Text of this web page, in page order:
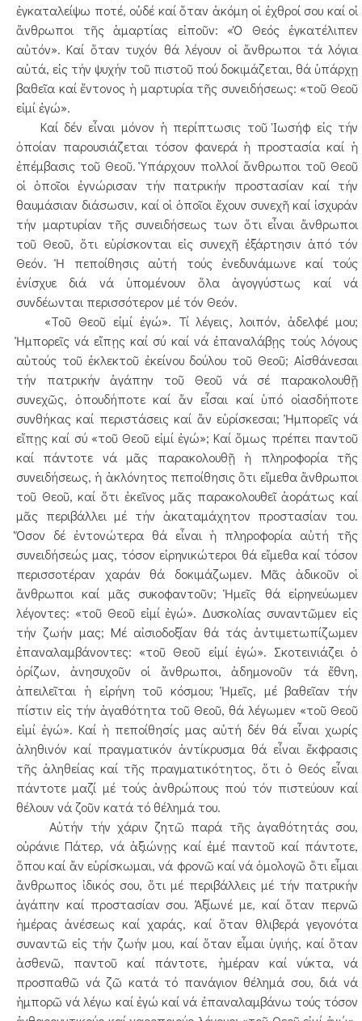
ἐγκαταλείψω ποτέ, οὐδέ καί ὅταν ἀκόμη οἱ ἐχθροί σου καί οἱ
ἄνθρωποι τῆς ἁμαρτίας εἰποῦν: «Ὁ Θεός ἐγκατέλιπεν
αὐτόν». Καί ὅταν τυχόν θά λέγουν οἱ ἄνθρωποι τά λόγια
αὐτά, εἰς τήν ψυχήν τοῦ πιστοῦ πού δοκιμάζεται, θά ὑπάρχῃ
βαθεῖα καί ἔντονος ἡ μαρτυρία τῆς συνειδήσεως: «τοῦ Θεοῦ
εἰμί ἐγώ».
Καί δέν εἶναι μόνον ἡ περίπτωσις τοῦ Ἰωσήφ εἰς τήν
ὁποίαν παρουσιάζεται τόσον φανερά ἡ προστασία καί ἡ
ἐπέμβασις τοῦ Θεοῦ. Ὑπάρχουν πολλοί ἄνθρωποι τοῦ Θεοῦ
οἱ ὁποῖοι ἐγνώρισαν τήν πατρικήν προστασίαν καί τήν
θαυμάσιαν διάσωσιν, καί οἱ ὁποῖοι ἔχουν συνεχῆ καί ἰσχυράν
τήν μαρτυρίαν τῆς συνειδήσεως των ὅτι εἶναι ἄνθρωποι
τοῦ Θεοῦ, ὅτι εὑρίσκονται εἰς συνεχῆ ἐξάρτησιν ἀπό τόν
Θεόν. Ἡ πεποίθησις αὐτή τούς ἐνεδυνάμωνε καί τούς
ἐνίσχυε διά νά ὑπομένουν ὅλα ἀγογγύστως καί νά
συνδέωνται περισσότερον μέ τόν Θεόν.
«Τοῦ Θεοῦ εἰμί ἐγώ». Τί λέγεις, λοιπόν, ἀδελφέ μου;
Ἠμπορεῖς νά εἴπῃς καί σύ καί νά ἐπαναλάβῃς τούς λόγους
αὐτούς τοῦ ἐκλεκτοῦ ἐκείνου δούλου τοῦ Θεοῦ; Αἰσθάνεσαι
τήν πατρικήν ἀγάπην τοῦ Θεοῦ νά σέ παρακολουθῇ
συνεχῶς, ὁπουδήποτε καί ἄν εἶσαι καί ὑπό οἱασδήποτε
συνθήκας καί περιστάσεις καί ἄν εὑρίσκεσαι; Ἠμπορεῖς νά
εἴπῃς καί σύ «τοῦ Θεοῦ εἰμί ἐγώ»; Καί ὅμως πρέπει παντοῦ
καί πάντοτε νά μᾶς παρακολουθῇ ἡ πληροφορία τῆς
συνειδήσεως, ἡ ἀκλόνητος πεποίθησις ὅτι εἴμεθα ἄνθρωποι
τοῦ Θεοῦ, καί ὅτι ἐκεῖνος μᾶς παρακολουθεῖ ἀοράτως καί
μᾶς περιβάλλει μέ τήν ἀκαταμάχητον προστασίαν του.
Ὅσον δέ ἐντονώτερα θά εἶναι ἡ πληροφορία αὐτή τῆς
συνειδήσεώς μας, τόσον εἰρηνικώτεροι θά εἴμεθα καί τόσον
περισσοτέραν χαράν θά δοκιμάζωμεν. Μᾶς ἀδικοῦν οἱ
ἄνθρωποι καί μᾶς συκοφαντοῦν; Ἡμεῖς θά εἰρηνεύωμεν
λέγοντες: «τοῦ Θεοῦ εἰμί ἐγώ». Δυσκολίας συναντῶμεν εἰς
τήν ζωήν μας; Μέ αἰσιοδοξίαν θά τάς ἀντιμετωπίζωμεν
ἐπαναλαμβάνοντες: «τοῦ Θεοῦ εἰμί ἐγώ». Σκοτεινιάζει ὁ
ὁρίζων, ἀνησυχοῦν οἱ ἄνθρωποι, ἀδημονοῦν τά ἔθνη,
ἀπειλεῖται ἡ εἰρήνη τοῦ κόσμου; Ἡμεῖς, μέ βαθεῖαν τήν
πίστιν εἰς τήν ἀγαθότητα τοῦ Θεοῦ, θά λέγωμεν «τοῦ Θεοῦ
εἰμί ἐγώ». Καί ἡ πεποίθησίς μας αὐτή δέν θά εἶναι χωρίς
ἀληθινόν καί πραγματικόν ἀντίκρυσμα θά εἶναι ἔκφρασις
τῆς ἀληθείας καί τῆς πραγματικότητος, ὅτι ὁ Θεός εἶναι
πάντοτε μαζί μέ τούς ἀνθρώπους πού τόν πιστεύουν καί
θέλουν νά ζοῦν κατά τό θέλημά του.
Αὐτήν τήν χάριν ζητῶ παρά τῆς ἀγαθότητάς σου,
οὐράνιε Πάτερ, νά ἀξιώνῃς καί ἐμέ παντοῦ καί πάντοτε,
ὅπου καί ἄν εὑρίσκωμαι, νά φρονῶ καί νά ὁμολογῶ ὅτι εἶμαι
ἄνθρωπος ἰδικός σου, ὅτι μέ περιβάλλεις μέ τήν πατρικήν
ἀγάπην καί προστασίαν σου. Ἀξίωνέ με, καί ὅταν περνῶ
ἡμέρας ἀνέσεως καί χαράς, καί ὅταν θλιβερά γεγονότα
συναντῶ εἰς τήν ζωήν μου, καί ὅταν εἶμαι ὑγιής, καί ὅταν
ἀσθενῶ, παντοῦ καί πάντοτε, ἡμέραν καί νύκτα, νά
προσπαθῶ νά ζῶ κατά τό πανάγιον θέλημά σου, διά νά
ἠμπορῶ νά λέγω καί ἐγώ καί νά ἐπαναλαμβάνω τούς τόσον